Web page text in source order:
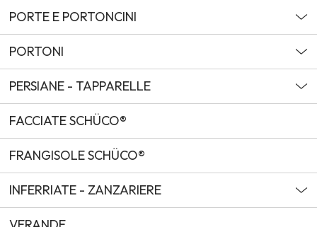
PORTE E PORTONCINI
PORTONI
PERSIANE - TAPPARELLE
FACCIATE SCHÜCO®
FRANGISOLE SCHÜCO®
INFERRIATE - ZANZARIERE